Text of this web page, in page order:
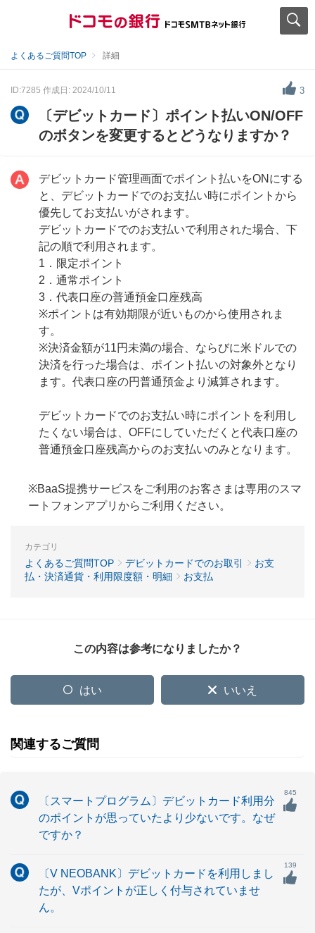
よくあるご質問TOP 詳細
ID:7285 作成日: 2024/10/11 3
〔デビットカード〕ポイント払いON/OFF
のボタンを変更するとどうなりますか？
デビットカード管理画面でポイント払いをONにする
と、デビットカードでのお支払い時にポイントから
優先してお支払いがされます。
デビットカードでのお支払いで利用された場合、下
記の順で利用されます。
1．限定ポイント
2．通常ポイント
3．代表口座の普通預金口座残高
※ポイントは有効期限が近いものから使用されま
す。
※決済金額が11円未満の場合、ならびに米ドルでの
決済を行った場合は、ポイント払いの対象外となり
ます。代表口座の円普通預金より減算されます。
デビットカードでのお支払い時にポイントを利用し
たくない場合は、OFFにしていただくと代表口座の
普通預金口座残高からのお支払いのみとなります。
※BaaS提携サービスをご利用のお客さまは専用のスマ
ートフォンアプリからご利用ください。
カテゴリ
よくあるご質問TOP デビットカードでのお取引
お支
払・決済通貨・利用限度額・明細
お支払
この内容は参考になりましたか？
はい いいえ
関連するご質問
〔スマートプログラム〕デビットカード利用分
のポイントが思っていたより少ないです。なぜ
ですか？
845
〔V NEOBANK〕デビットカードを利用しまし
たが、Vポイントが正しく付与されていませ
ん。
139